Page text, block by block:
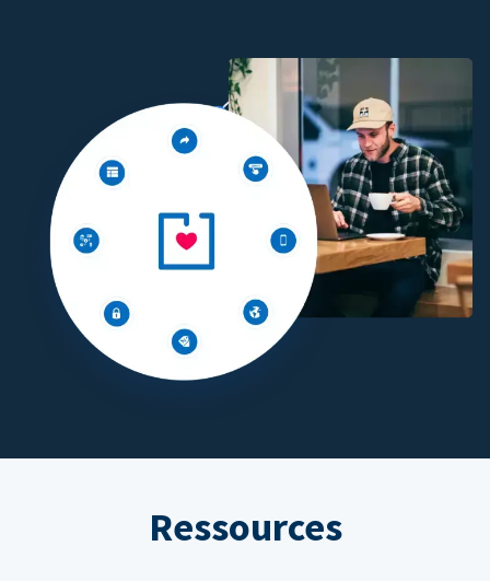
Ressources